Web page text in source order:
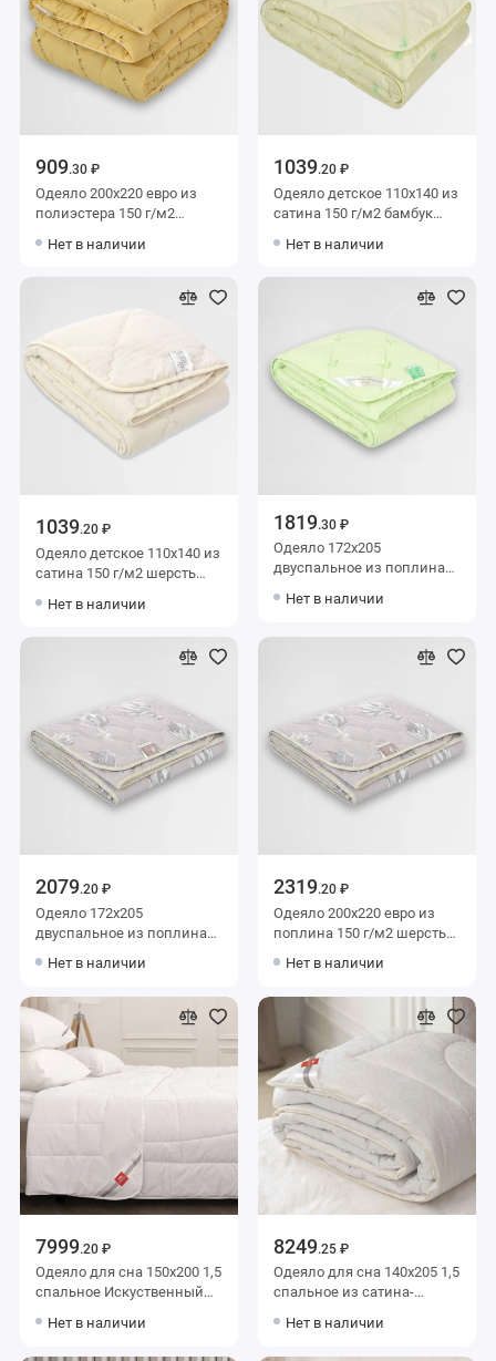
909.30 ₽
Одеяло 200х220 евро из
полиэстера 150 г/м2
Столица текстиля
Нет в наличии
1039.20 ₽
Одеяло детское 110х140 из
сатина 150 г/м2 бамбук
Нет в наличии
1039.20 ₽
Одеяло детское 110х140 из
сатина 150 г/м2 шерсть
текстиля
Нет в наличии
1819.30 ₽
Одеяло 172х205
двуспальное из поплина
текстиля
Нет в наличии
2079.20 ₽
Одеяло 172х205
двуспальное из поплина
Столица текстиля
Нет в наличии
2319.20 ₽
Одеяло 200х220 евро из
поплина 150 г/м2 шерсть
Нет в наличии
7999.20 ₽
Одеяло для сна 150х200 1,5
спальное Искуственный
Нанофайбер KARIGUZ
Нет в наличии
8249.25 ₽
Одеяло для сна 140х205 1,5
спальное из сатина-
силиконизированное
Нет в наличии